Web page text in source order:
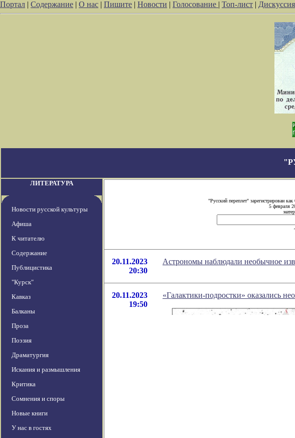
Портал | Содержание | О нас | Пишите | Новости | Голосование | Топ-лист | Дискуссия
ЛИТЕРАТУРА
Новости русской культуры
Афиша
К читателю
Содержание
Публицистика
"Курск"
Кавказ
Балканы
Проза
Поэзия
Драматургия
Искания и размышления
Критика
Сомнения и споры
Новые книги
У нас в гостях
"Русский переплет" зарегистрирован
5 февраля
20.11.2023
20:30
Астрономы наблюдали необычное
20.11.2023
19:50
«Галактики-подростки» оказались